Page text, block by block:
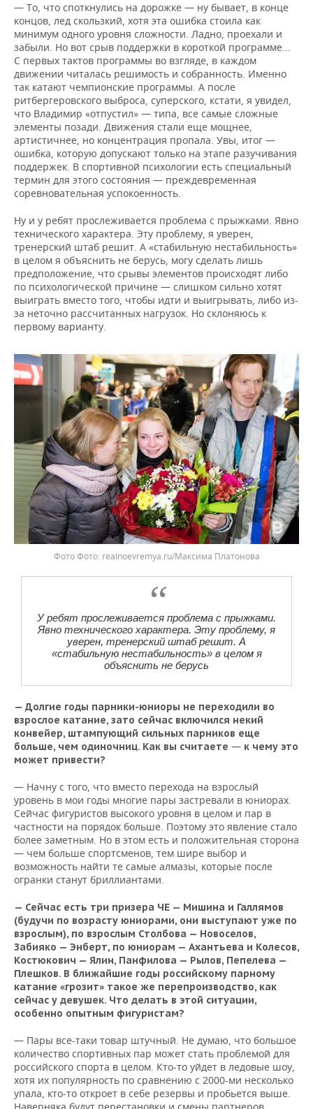
— То, что споткнулись на дорожке — ну бывает, в конце
концов, лед скользкий, хотя эта ошибка стоила как
минимум одного уровня сложности. Ладно, проехали и
забыли. Но вот срыв поддержки в короткой программе...
С первых тактов программы во взгляде, в каждом
движении читалась решимость и собранность. Именно
так катают чемпионские программы. А после
ритбергеровского выброса, суперского, кстати, я увидел,
что Владимир «отпустил» — типа, все самые сложные
элементы позади. Движения стали еще мощнее,
артистичнее, но концентрация пропала. Увы, итог —
ошибка, которую допускают только на этапе разучивания
поддержек. В спортивной психологии есть специальный
термин для этого состояния — преждевременная
соревновательная успокоенность.
Ну и у ребят прослеживается проблема с прыжками. Явно
технического характера. Эту проблему, я уверен,
тренерский штаб решит. А «стабильную нестабильность»
в целом я объяснить не берусь, могу сделать лишь
предположение, что срывы элементов происходят либо
по психологической причине — слишком сильно хотят
выиграть вместо того, чтобы идти и выигрывать, либо из-
за неточно рассчитанных нагрузок. Но склоняюсь к
первому варианту.
Фото realnoevremya.ru/Максима Платонова
У ребят прослеживается проблема с прыжками.
Явно технического характера. Эту проблему, я
уверен, тренерский штаб решит. А
«стабильную нестабильность» в целом я
объяснить не берусь
— Долгие годы парники-юниоры не переходили во
взрослое катание, зато сейчас включился некий
конвейер, штампующий сильных парников еще
больше, чем одиночниц. Как вы считаете — к чему это
может привести?
— Начну с того, что вместо перехода на взрослый
уровень в мои годы многие пары застревали в юниорах.
Сейчас фигуристов высокого уровня в целом и пар в
частности на порядок больше. Поэтому это явление стало
более заметным. Но в этом есть и положительная сторона
— чем больше спортсменов, тем шире выбор и
возможность найти те самые алмазы, которые после
огранки станут бриллиантами.
— Сейчас есть три призера ЧЕ — Мишина и Галлямов
(будучи по возрасту юниорами, они выступают уже по
взрослым), по взрослым Столбова — Новоселов,
Забияко — Энберт, по юниорам — Ахантьева и Колесов,
Костюкович — Ялин, Панфилова — Рылов, Пепелева —
Плешков. В ближайшие годы российскому парному
катание «грозит» такое же перепроизводство, как
сейчас у девушек. Что делать в этой ситуации,
особенно опытным фигуристам?
— Пары все-таки товар штучный. Не думаю, что большое
количество спортивных пар может стать проблемой для
российского спорта в целом. Кто-то уйдет в ледовые шоу,
хотя их популярность по сравнению с 2000-ми несколько
упала, кто-то откроет в себе резервы и пробьется выше.